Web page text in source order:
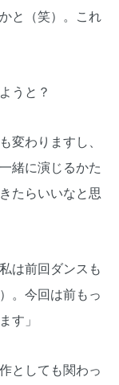
と（笑）。これ
うと？
変わりますし、
緒に演じるかた
たらいいなと思
は前回ダンスも
。今回は前もっ
す」
としても関わっ